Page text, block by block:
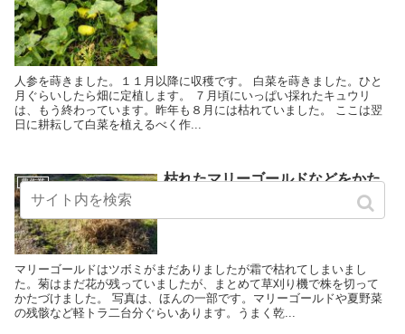
人参を蒔きました。１１月以降に収穫です。 白菜を蒔きました。ひと
月ぐらいしたら畑に定植します。 ７月頃にいっぱい採れたキュウリ
は、もう終わっています。昨年も８月には枯れていました。 ここは翌
日に耕耘して白菜を植えるべく作...
農作業
枯れたマリーゴールドなどをかた
マリーゴールドはツボミがまだありましたが霜で枯れてしまいまし
た。菊はまだ花が残っていましたが、まとめて草刈り機で株を切って
かたづけました。 写真は、ほんの一部です。マリーゴールドや夏野菜
の残骸など軽トラ二台分ぐらいあります。うまく乾...